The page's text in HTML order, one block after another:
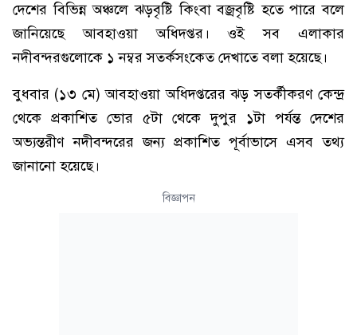
দেশের বিভিন্ন অঞ্চলে ঝড়বৃষ্টি কিংবা বজ্রবৃষ্টি হতে পারে বলে
জানিয়েছে আবহাওয়া অধিদপ্তর। ওই সব এলাকার
নদীবন্দরগুলোকে ১ নম্বর সতর্কসংকেত দেখাতে বলা হয়েছে।
বুধবার (১৩ মে) আবহাওয়া অধিদপ্তরের ঝড় সতর্কীকরণ কেন্দ্র
থেকে প্রকাশিত ভোর ৫টা থেকে দুপুর ১টা পর্যন্ত দেশের
অভ্যন্তরীণ নদীবন্দরের জন্য প্রকাশিত পূর্বাভাসে এসব তথ্য
জানানো হয়েছে।
বিজ্ঞাপন